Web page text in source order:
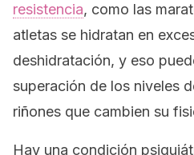
resistencia, como las
atletas se hidratan en
deshidratación, y eso
superación de los niveles
riñones que cambien su
Hay una condición